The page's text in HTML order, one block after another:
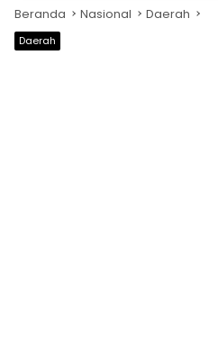
Beranda Nasional Daerah
Daerah